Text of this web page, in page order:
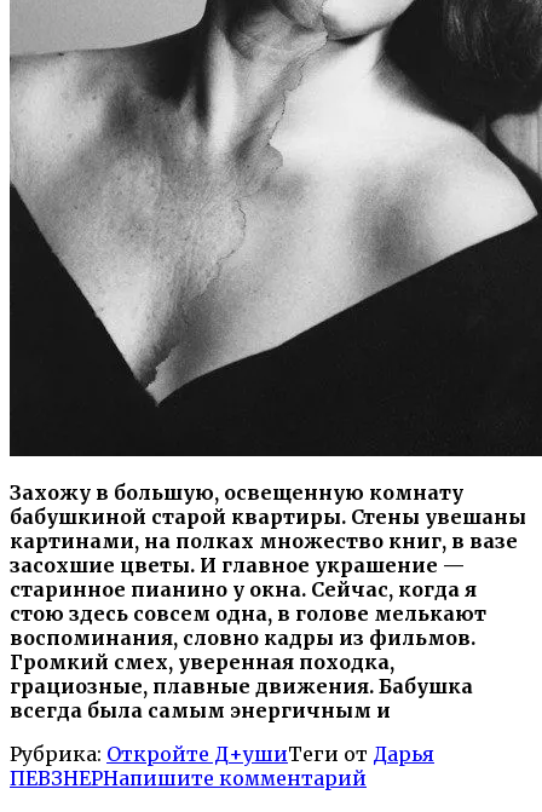
Захожу в большую, освещенную комнату
бабушкиной старой квартиры. Стены увешаны
картинами, на полках множество книг, в вазе
засохшие цветы. И главное украшение —
старинное пианино у окна. Сейчас, когда я
стою здесь совсем одна, в голове мелькают
воспоминания, словно кадры из фильмов.
Громкий смех, уверенная походка,
грациозные, плавные движения. Бабушка
всегда была самым энергичным и
Рубрика: Откройте Д+ушиТеги от Дарья
ПЕВЗНЕРНапишите комментарий